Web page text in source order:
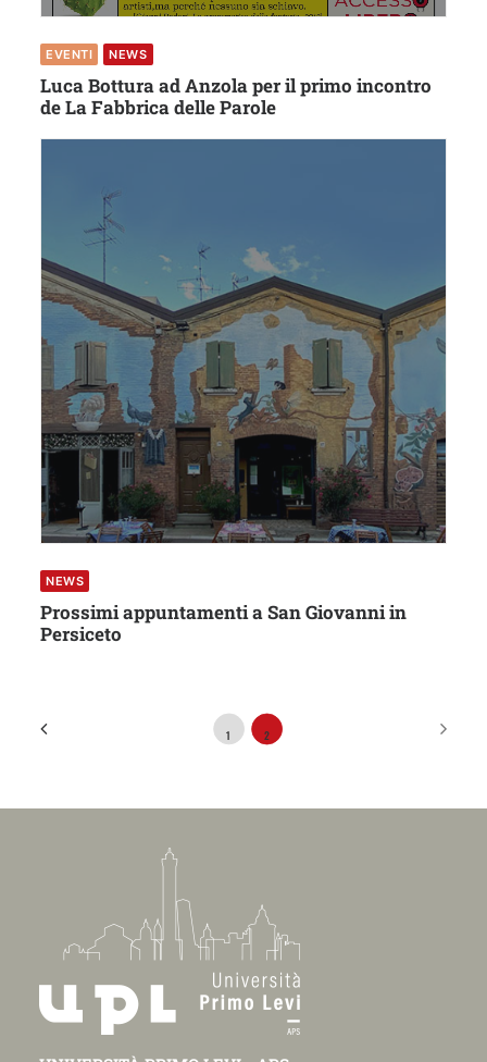
EVENTI NEWS
Luca Bottura ad Anzola per il primo incontro
de La Fabbrica delle Parole
NEWS
Prossimi appuntamenti a San Giovanni in
Persiceto
1 2